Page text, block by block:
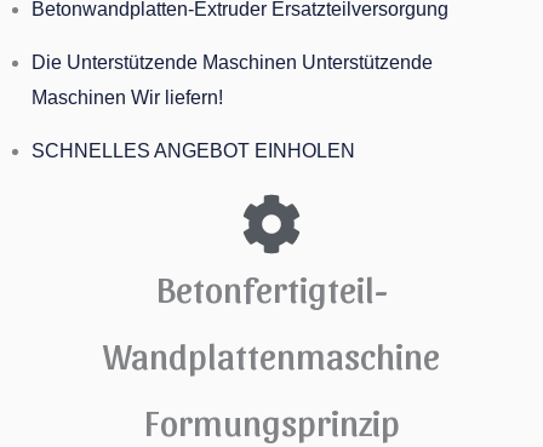
Betonwandplatten-Extruder Ersatzteilversorgung
Die Unterstützende Maschinen Unterstützende
Maschinen Wir liefern!
SCHNELLES ANGEBOT EINHOLEN
Betonfertigteil-
Wandplattenmaschine
Formungsprinzip